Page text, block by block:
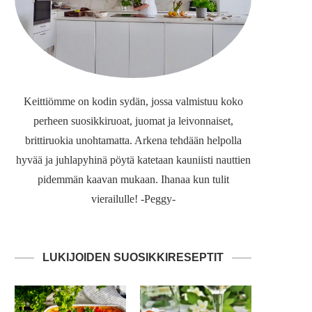
Keittiömme on kodin sydän, jossa valmistuu koko
perheen suosikkiruoat, juomat ja leivonnaiset,
brittiruokia unohtamatta. Arkena tehdään helpolla
hyvää ja juhlapyhinä pöytä katetaan kauniisti nauttien
pidemmän kaavan mukaan. Ihanaa kun tulit
vierailulle! -Peggy-
LUKIJOIDEN SUOSIKKIRESEPTIT